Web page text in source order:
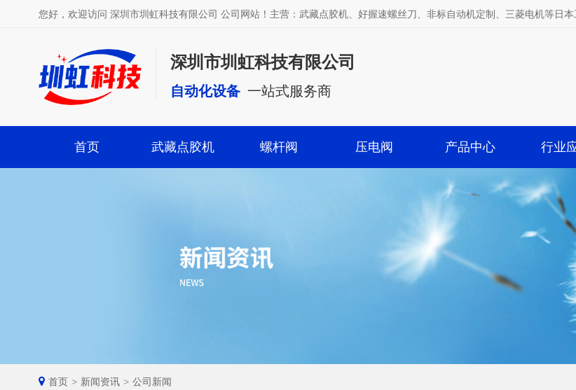
您好，欢迎访问 深圳市圳虹科技有限公司 公司网站！主营：武藏点胶机、好握速螺丝刀、非标自动机定制、三菱电机等日本
深圳市圳虹科技有限公司
自动化设备 一站式服务商
首页 武藏点胶机 螺杆阀 压电阀 产品中心 行业
首页 > 新闻资讯 > 公司新闻